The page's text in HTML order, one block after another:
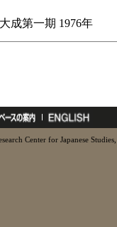
成第一期 1976年
Center for Japanese